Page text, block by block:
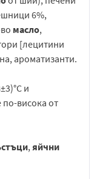
6%,
масло,
[лецитини
ароматизанти.
и
по-висока от
,яйчни